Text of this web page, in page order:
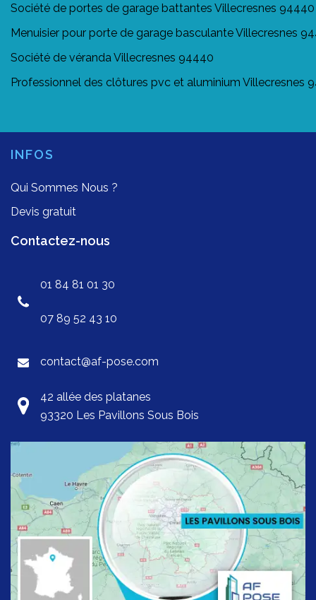
Société de portes de garage battantes Villecresnes 94440
Menuisier pour porte de garage basculante Villecresnes
Société de véranda Villecresnes 94440
Professionnel des clôtures pvc et aluminium Villecresnes
INFOS
Qui Sommes Nous ?
Devis gratuit
Contactez-nous
01 84 81 01 30
07 89 52 43 10
contact@af-pose.com
42 allée des platanes
93320 Les Pavillons Sous Bois